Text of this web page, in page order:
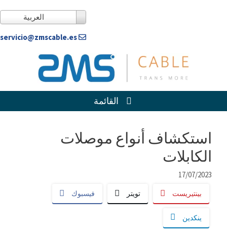
العربية
servicio@zmscable.es
القائمة
استكشاف أنواع موصلات
الكابلات
17/07/2023
فيسبوك تويتر بينتيريست
ينكدين